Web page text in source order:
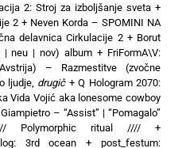
2: Stroj za izboljšanje sveta +
2 + Neven Korda – SPOMINI NA
delavnica Cirkulacije 2+ Borut
| neu | nov) album + FriFormA\V:
– Razmestitve (zvočne
ljudje, drugič+Q Hologram 2070:
Vida Vojić aka lonesome cowboy
– “Assist” | “Pomagalo”
Polymorphic ritual ////+
3rd ocean +post_festum: